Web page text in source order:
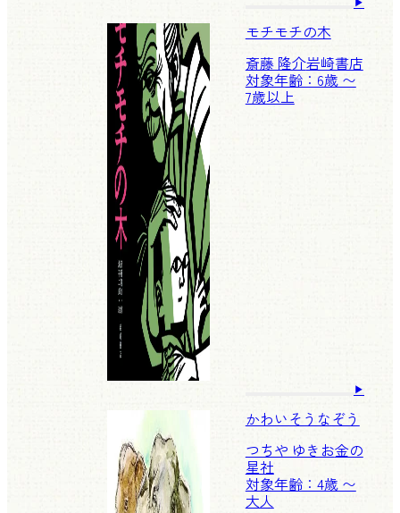
モチモチの木
斎藤 隆介岩崎書店
対象年齢：6歳 〜
7歳以上
かわいそうなぞう
つちや ゆきお金の
星社
対象年齢：4歳 〜
大人